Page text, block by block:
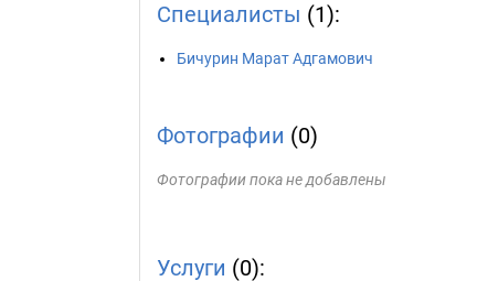
Специалисты (1):
Бичурин Марат Адгамович
Фотографии (0)
Фотографии пока не добавлены
Услуги (0):